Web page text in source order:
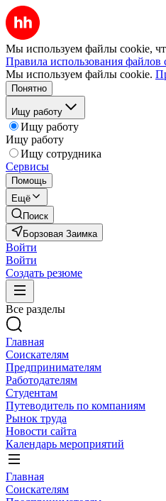
Мы используем файлы cookie,
Правила использования файлов
Мы используем файлы cookie.
Понятно
Ищу работу
Ищу работу
Ищу работу
Ищу сотрудника
Сервисы
Помощь
Ещё
Поиск
Борзовая Заимка
Войти
Войти
Создать резюме
Все разделы
Главная
Соискателям
Предпринимателям
Работодателям
Студентам
Путеводитель по компаниям
Рынок труда
Новости сайта
Календарь мероприятий
Главная
Соискателям